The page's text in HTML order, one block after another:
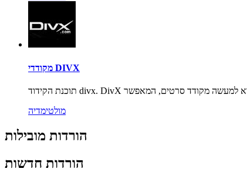
מקודדי DIVX
מולטימדיה
הורדות מובילות
הורדות חדשות